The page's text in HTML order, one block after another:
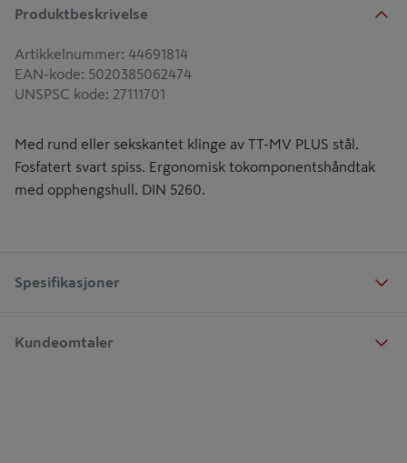
Produktbeskrivelse
Artikkelnummer: 44691814
EAN-kode: 5020385062474
UNSPSC kode: 27111701
Med rund eller sekskantet klinge av TT-MV PLUS stål.
Fosfatert svart spiss. Ergonomisk tokomponentshåndtak
med opphengshull. DIN 5260.
Spesifikasjoner
Kundeomtaler